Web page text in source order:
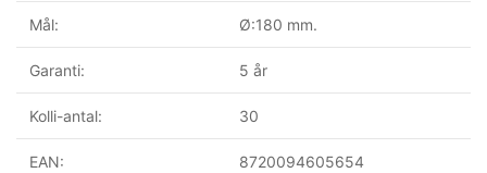
Mål: Ø:180 mm.
Garanti: 5 år
Kolli-antal: 30
EAN: 8720094605654